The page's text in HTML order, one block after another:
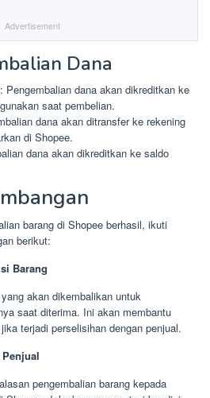
Advertisement
Dana
Pengembalian dana akan dikreditkan ke
saat pembelian.
dana akan ditransfer ke rekening
di Shopee.
dana akan dikreditkan ke saldo
barang di Shopee berhasil, ikuti
berikut:
Barang
akan dikembalikan untuk
saat diterima. Ini akan membantu
terjadi perselisihan dengan penjual.
pengembalian barang kepada